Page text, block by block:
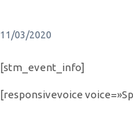
11/03/2020
[stm_event_info]
[responsivevoice